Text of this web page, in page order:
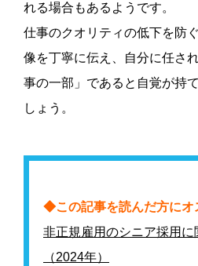
れる場合もあるようです。
仕事のクオリティの低下を防
像を丁寧に伝え、自分に任さ
事の一部」であると自覚が持
しょう。
◆この記事を読んだ方にオ
非正規雇用のシニア採用に
（2024年）